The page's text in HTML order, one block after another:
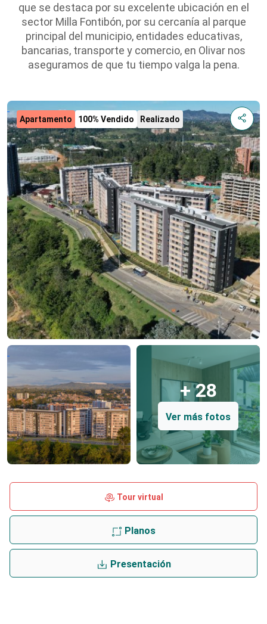
que se destaca por su excelente ubicación en el
sector Milla Fontibón, por su cercanía al parque
principal del municipio, entidades educativas,
bancarias, transporte y comercio, en Olivar nos
aseguramos de que tu tiempo valga la pena.
Apartamento 100% Vendido Realizado
+ 28
Ver más fotos
Tour virtual
Planos
Presentación